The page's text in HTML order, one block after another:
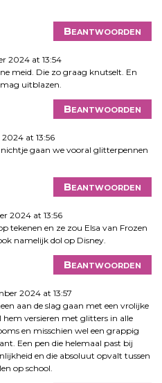
Beantwoorden
2024 at 13:54
meid. Die zo graag knutselt. En
uitblazen.
Beantwoorden
at 13:56
gaan we vooral glitterpennen
Beantwoorden
2024 at 13:56
tekenen en ze zou Elsa van Frozen
namelijk dol op Disney.
Beantwoorden
2024 at 13:57
aan de slag gaan met een vrolijke
hem versieren met glitters in alle
en misschien wel een grappig
Een pen die helemaal past bij
en die absoluut opvalt tussen
op school.